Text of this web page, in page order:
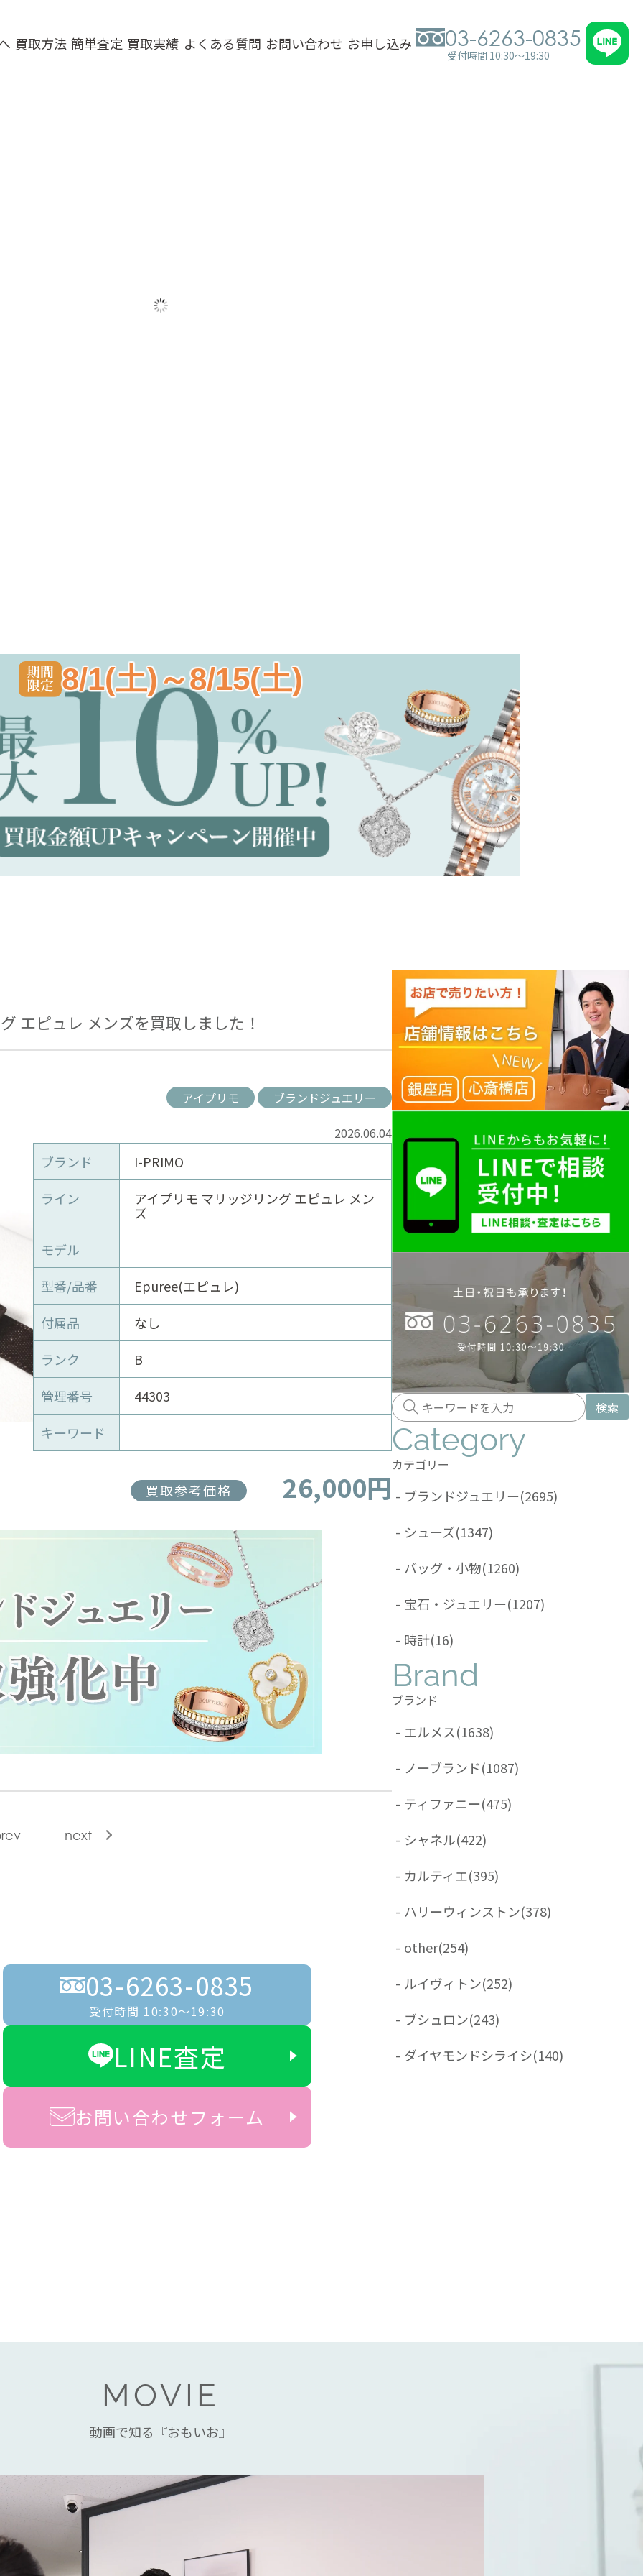
買取方法 簡単査定 買取実績 よくある質問 お問い合わせ お申し込み 03-6263-0835
受付時間 10:30～19:30
8/1(土)～8/15(土)
エピュレ メンズを買取しました！
アイプリモ ブランドジュエリー
2026.06.04
ブランド
I-PRIMO
ライン
アイプリモ マリッジリング エピュレ メン
ズ
モデル
型番/品番
Epuree(エピュレ)
付属品
なし
ランク
B
管理番号
44303
キーワード
買取参考価格 26,000円
next
03-6263-0835
受付時間 10:30〜19:30
LINE査定
お問い合わせフォーム
検索
Category
カテゴリー
- ブランドジュエリー(2695)
- シューズ(1347)
- バッグ・小物(1260)
- 宝石・ジュエリー(1207)
- 時計(16)
Brand
ブランド
- エルメス(1638)
- ノーブランド(1087)
- ティファニー(475)
- シャネル(422)
- カルティエ(395)
- ハリーウィンストン(378)
- other(254)
- ルイヴィトン(252)
- ブシュロン(243)
- ダイヤモンドシライシ(140)
MOVIE
動画で知る『おもいお』